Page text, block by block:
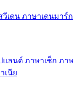
เดน ภาษา​เดนมาร์ก
แลนด์ ภาษา​เช็ก ภา
เนีย